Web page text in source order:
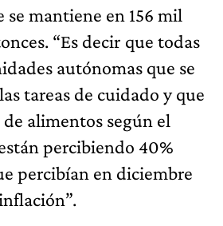
se mantiene en 156 mil
“Es decir que todas
autónomas que se
tareas de cuidado y que
alimentos según el
percibiendo 40%
percibían en diciembre